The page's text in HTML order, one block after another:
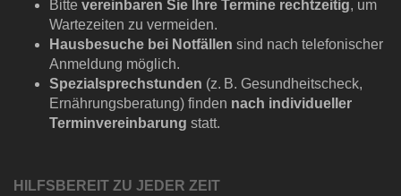
Bitte vereinbaren Sie Ihre Termine rechtzeitig, um
Wartezeiten zu vermeiden.
Hausbesuche bei Notfällen sind nach telefonischer
Anmeldung möglich.
Spezialsprechstunden (z. B. Gesundheitscheck,
Ernährungsberatung) finden nach individueller
Terminvereinbarung statt.
HILFSBEREIT ZU JEDER ZEIT